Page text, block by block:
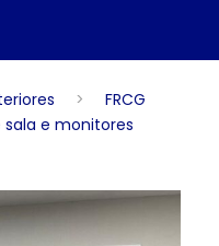
>
FRCG
e monitores